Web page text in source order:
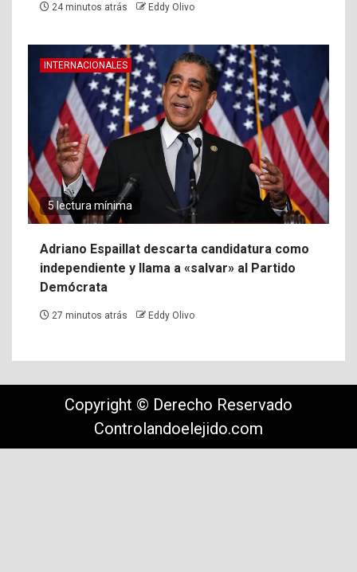
24 minutos atrás Eddy Olivo
INTERNACIONALES
5 lectura mínima
Adriano Espaillat descarta candidatura como
independiente y llama a «salvar» al Partido
Demócrata
27 minutos atrás Eddy Olivo
Copyright © Derecho Reservado
Controlandoelejido.com